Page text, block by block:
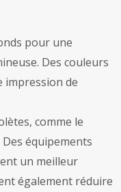
pour une
Des couleurs
impression de
comme le
équipements
un meilleur
également réduire